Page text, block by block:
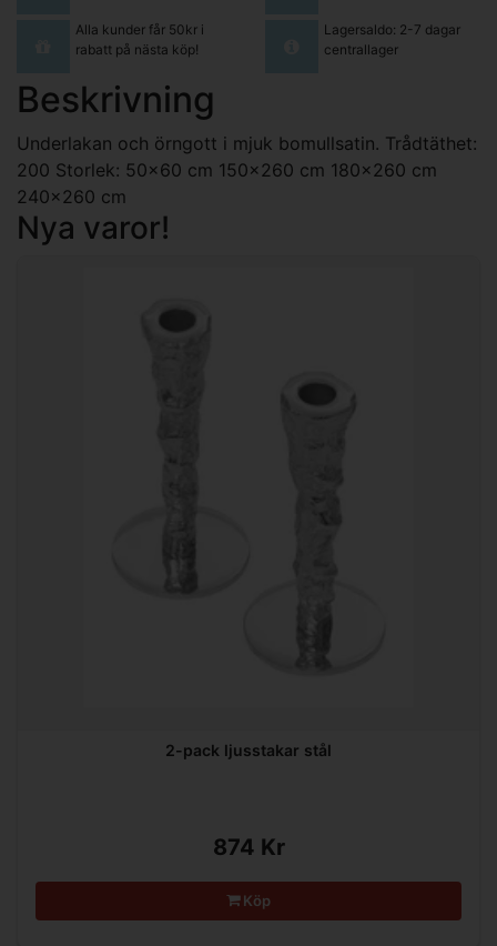
Alla kunder får 50kr i
rabatt på nästa köp!
Lagersaldo: 2-7 dagar
centrallager
Beskrivning
Underlakan och örngott i mjuk bomullsatin. Trådtäthet:
200 Storlek: 50x60 cm 150x260 cm 180x260 cm
240x260 cm
Nya varor!
2-pack ljusstakar stål
874 Kr
Köp